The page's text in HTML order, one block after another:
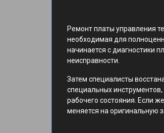
Ремонт платы управления
необходимая для
начинается с диагностики
неисправности.
Затем специалисты
специальных
рабочего состояния. Если
меняется на оригинальную